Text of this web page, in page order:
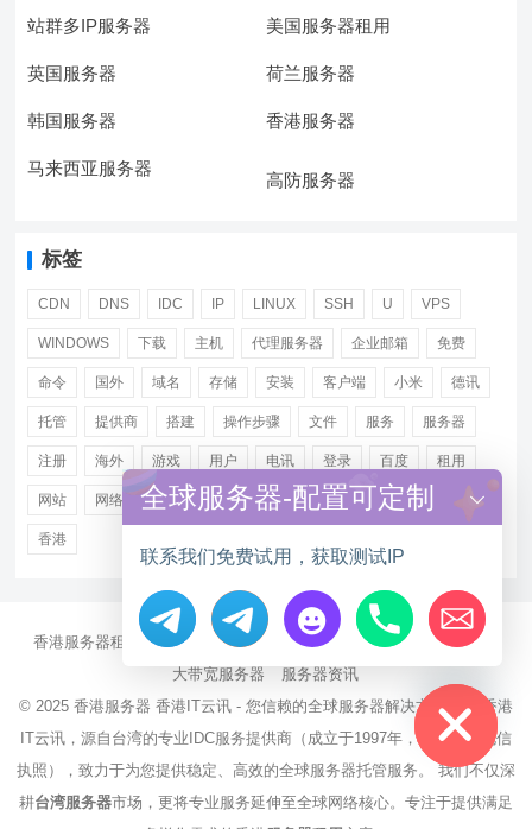
站群多IP服务器 美国服务器租用
英国服务器 荷兰服务器
韩国服务器 香港服务器
马来西亚服务器
高防服务器
标签
CDN DNS IDC IP LINUX SSH U VPS
WINDOWS 下载 主机 代理服务器 企业邮箱 免费
命令 国外 域名 存储 安装 客户端 小米 德讯
托管 提供商 搭建 操作步骤 文件 服务 服务器
注册 海外 游戏 用户 电讯 登录 百度 租用
网站 网络 腾讯 虚拟主机 证书 配置 阿里
香港
香港服务器租用 海外CN2服务器 站群多IP服务器
海外云服务器
大带宽服务器
服务器资讯
© 2025 香港服务器 香港IT云讯 - 您信赖的全球服务器解决方案伙伴 香港
IT云讯，源自台湾的专业IDC服务提供商（成立于1997年，持有NCC电信
执照），致力于为您提供稳定、高效的全球服务器托管服务。 我们不仅深
耕台湾服务器市场，更将专业服务延伸至全球网络核心。专注于提供满足
Hide chaty
全球服务器-配置可定制
联系我们免费试用，获取测试IP